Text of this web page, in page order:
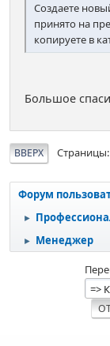
Создаете
принято на
копируете в
Большое
ВВЕРХ Страницы
Форум
►
► Менеджер